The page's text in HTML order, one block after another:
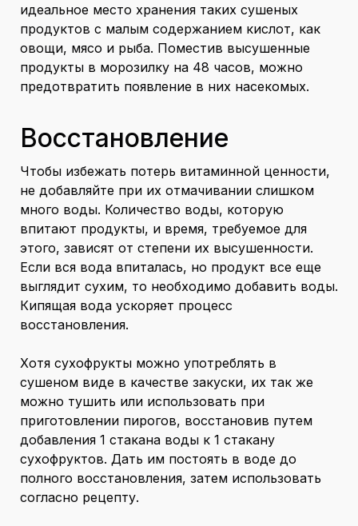
идеальное место хранения таких сушеных
продуктов с малым содержанием кислот, как
овощи, мясо и рыба. Поместив высушенные
продукты в морозилку на 48 часов, можно
предотвратить появление в них насекомых.
Восстановление
Чтобы избежать потерь витаминной ценности,
не добавляйте при их отмачивании слишком
много воды. Количество воды, которую
впитают продукты, и время, требуемое для
этого, зависят от степени их высушенности.
Если вся вода впиталась, но продукт все еще
выглядит сухим, то необходимо добавить воды.
Кипящая вода ускоряет процесс
восстановления.
Хотя сухофрукты можно употреблять в
сушеном виде в качестве закуски, их так же
можно тушить или использовать при
приготовлении пирогов, восстановив путем
добавления 1 стакана воды к 1 стакану
сухофруктов. Дать им постоять в воде до
полного восстановления, затем использовать
согласно рецепту.